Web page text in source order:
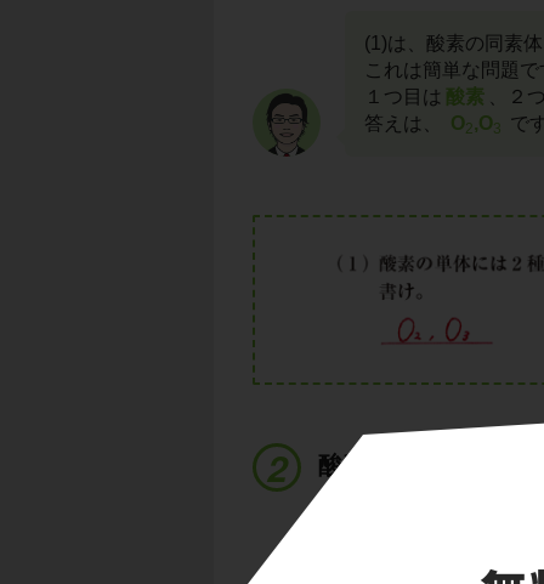
(1)は、酸素の同素
これは簡単な問題
１つ目は 酸素
、２
答えは、
O2,O3 で
酸素の製法は、過